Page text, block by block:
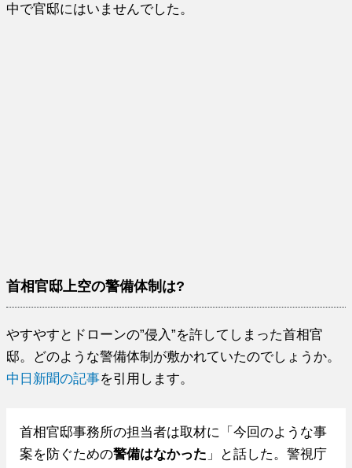
中で官邸にはいませんでした。
首相官邸上空の警備体制は?
やすやすとドローンの”侵入”を許してしまった首相官
邸。どのような警備体制が敷かれていたのでしょうか。
中日新聞の記事を引用します。
首相官邸事務所の担当者は取材に「今回のような事
案を防ぐための警備はなかった 」と話した。警視庁